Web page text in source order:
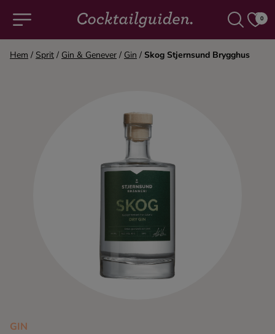
0
Alla cocktails & drinkar
Hem / Sprit / Gin & Genever / Gin / Skog Stjernsund Brygghus
GIN